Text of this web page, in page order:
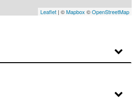
Leaflet| ©Mapbox ©OpenStreetMap